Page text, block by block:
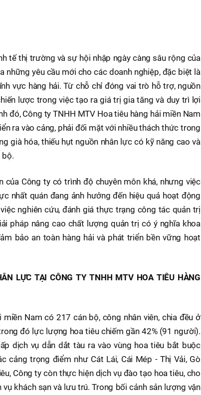
tế thị trường và sự hội nhập ngày càng sâu rộng của
những yêu cầu mới cho các doanh nghiệp, đặc biệt là
vực hàng hải. Từ chỗ chỉ đóng vai trò hỗ trợ, nguồn
lược trong việc tạo ra giá trị gia tăng và duy trì lợi
đó, Công ty TNHH MTV Hoa tiêu hàng hải miền Nam
ra vào cảng, phải đối mặt với nhiều thách thức trong
già hóa, thiếu hụt nguồn nhân lực có kỹ năng cao và
bộ.
của Công ty có trình độ chuyên môn khá, nhưng việc
nhất quán đang ảnh hưởng đến hiệu quả hoạt động
nghiên cứu, đánh giá thực trạng công tác quản trị
pháp nâng cao chất lượng quản trị có ý nghĩa khoa
bảo an toàn hàng hải và phát triển bền vững hoạt
LỰC TẠI CÔNG TY TNHH MTV HOA TIÊU HÀNG
Nam có 217 cán bộ, công nhân viên, chia đều ở
đó lực lượng hoa tiêu chiếm gần 42% (91 người).
dịch vụ dẫn dắt tàu ra vào vùng hoa tiêu bắt buộc
cảng trọng điểm như Cát Lái, Cái Mép - Thị Vải, Gò
Công ty còn thực hiện dịch vụ đào tạo hoa tiêu, cho
khách sạn và lưu trú. Trong bối cảnh sản lượng vận